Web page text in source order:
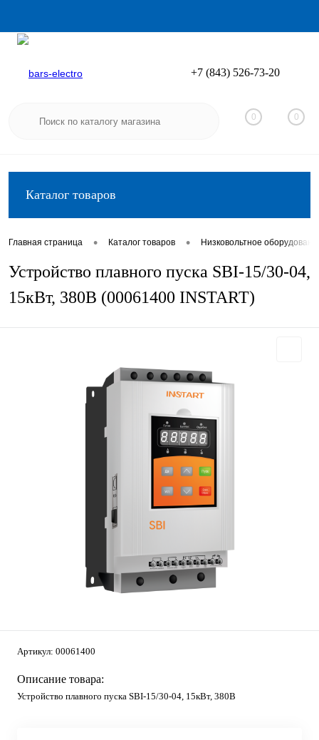
Вход
+7 (843) 526-73-20
0 0
Каталог товаров
Главная страница • Каталог товаров • Низковольтное
Устройство плавного пуска SBI-15/30-04,
15кВт, 380В (00061400 INSTART)
Артикул: 00061400
Описание товара:
Устройство плавного пуска SBI-15/30-04, 15кВт, 380В